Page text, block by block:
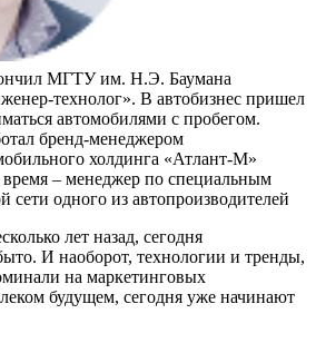
МГТУ им. Н.Э. Баумана
технолог». В автобизнес пришел
автомобилями с пробегом.
бренд-менеджером
холдинга «Атлант-М»
– менеджер по специальным
сети одного из автопроизводителей
лет назад, сегодня
И наоборот, технологии и тренды,
на маркетинговых
будущем, сегодня уже начинают